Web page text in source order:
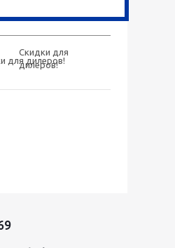
Скидки для
дилеров!